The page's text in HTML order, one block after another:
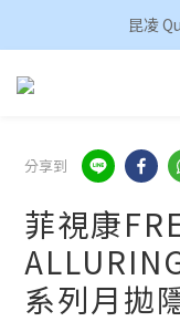
香港地區買
昆凌
香港地區買
分享到
菲視康
系列月拋